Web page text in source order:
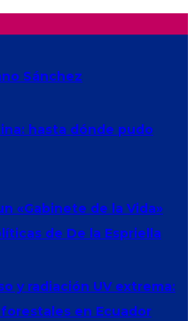
Sánchez
hasta dónde pudo
«Gabinete de la Vida»
de De la Espriella
y radiación UV extrema:
en Ecuador